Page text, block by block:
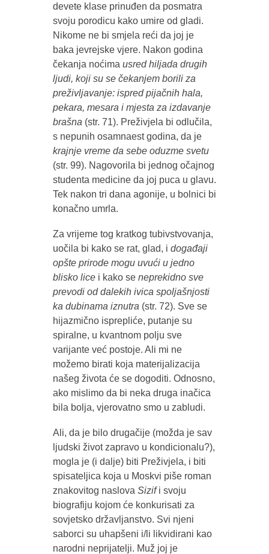
devete klase prinuđen da posmatra
svoju porodicu kako umire od gladi.
Nikome ne bi smjela reći da joj je
baka jevrejske vjere. Nakon godina
čekanja noćima usred hiljada drugih
ljudi, koji su se čekanjem borili za
preživljavanje: ispred pijačnih hala,
pekara, mesara i mjesta za izdavanje
brašna (str. 71). Preživjela bi odlučila,
s nepunih osamnaest godina, da je
krajnje vreme da sebe oduzme svetu
(str. 99). Nagovorila bi jednog očajnog
studenta medicine da joj puca u glavu.
Tek nakon tri dana agonije, u bolnici bi
konačno umrla.
Za vrijeme tog kratkog tubivstvovanja,
uočila bi kako se rat, glad, i događaji
opšte prirode mogu uvući u jedno
blisko licei kako se neprekidno sve
prevodi od dalekih ivica spoljašnjosti
ka dubinama iznutra (str. 72). Sve se
hijazmično isprepliće, putanje su
spiralne, u kvantnom polju sve
varijante već postoje. Ali mi ne
možemo birati koja materijalizacija
našeg života će se dogoditi. Odnosno,
ako mislimo da bi neka druga inačica
bila bolja, vjerovatno smo u zabludi.
Ali, da je bilo drugačije (možda je sav
ljudski život zapravo u kondicionalu?),
mogla je (i dalje) biti Preživjela, i biti
spisateljica koja u Moskvi piše roman
znakovitog naslova Sizifi svoju
biografiju kojom će konkurisati za
sovjetsko državljanstvo. Svi njeni
saborci su uhapšeni i/li likvidirani kao
narodni neprijatelji. Muž joj je